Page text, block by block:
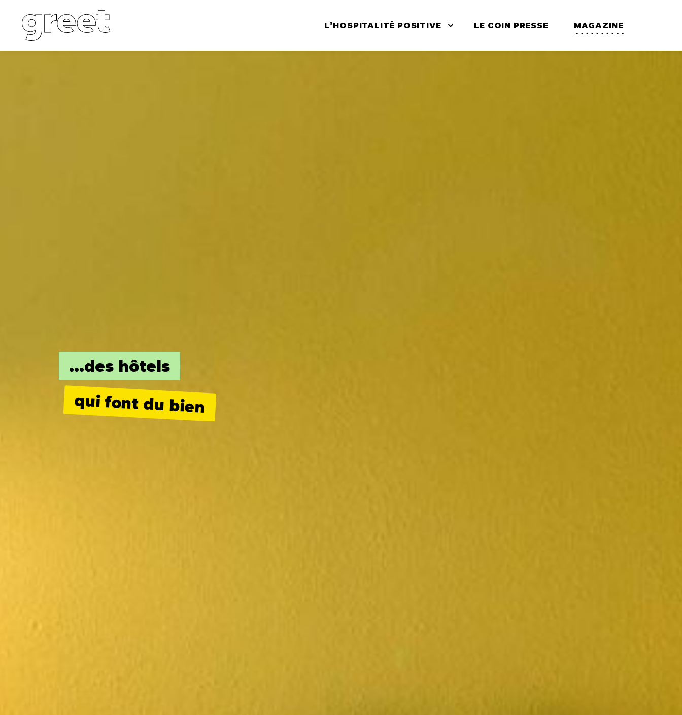
L’HOSPITALITÉ POSITIVE LE COIN PRESSE MAGAZINE
...des hôtels
qui font du bien